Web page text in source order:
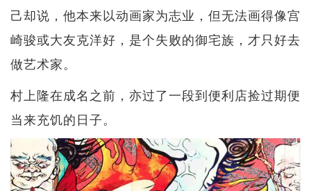
己却说，他本来以动画家为志业，但无法画得像宫
崎骏或大友克洋好，是个失败的御宅族，才只好去
做艺术家。
村上隆在成名之前，亦过了一段到便利店捡过期便
当来充饥的日子。